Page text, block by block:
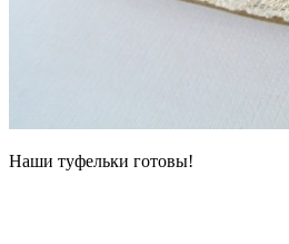
Наши туфельки готовы!